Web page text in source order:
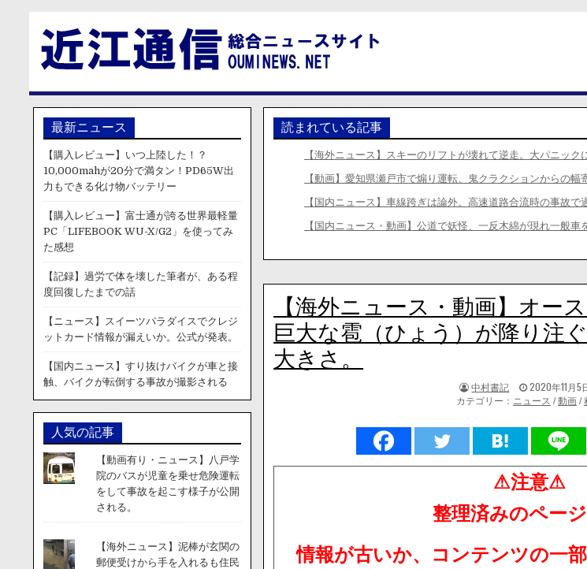
読まれている記事
【海外ニュース】スキーのリフトが壊れて逆走。大パニック
【動画】愛知県瀬戸市で煽り運転、鬼クラクションからの幅
【国内ニュース】車線跨ぎは論外。高速道路合流時の事故で
【国内ニュース・動画】公道で妖怪、一反木綿が現れ一般車
【海外ニュース・動画】オー
巨大な雹（ひょう）が降り注
大きさ。
著
者:
中村書記
掲
載
2020年11月5
カテゴリー： ニュース /動画/
⚠注意⚠
整理済みのペー
情報が古いか、コンテンツの一
最新ニュース
【購入レビュー】いつ上陸した！？
10,000mahが20分で満タン！PD65W出
力もできる化け物バッテリー
【購入レビュー】富士通が誇る世界最軽量
PC「LIFEBOOK WU-X/G2」を使ってみ
た感想
【記録】過労で体を壊した筆者が、ある程
度回復したまでの話
【ニュース】スイーツパラダイスでクレジ
ットカード情報が漏えいか。公式が発表。
【国内ニュース】すり抜けバイクが車と接
触、バイクが転倒する事故が撮影される
人気の記事
【動画有り・ニュース】八戸学
院のバスが児童を乗せ危険運転
をして事故を起こす様子が公開
される。
【海外ニュース】泥棒が玄関の
郵便受けから手を入れるも住民